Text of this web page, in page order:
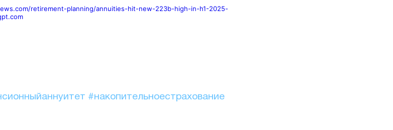
retirement-planning/annuities-hit-new-223b-high-in-h1-2025-
#накопительноестрахование